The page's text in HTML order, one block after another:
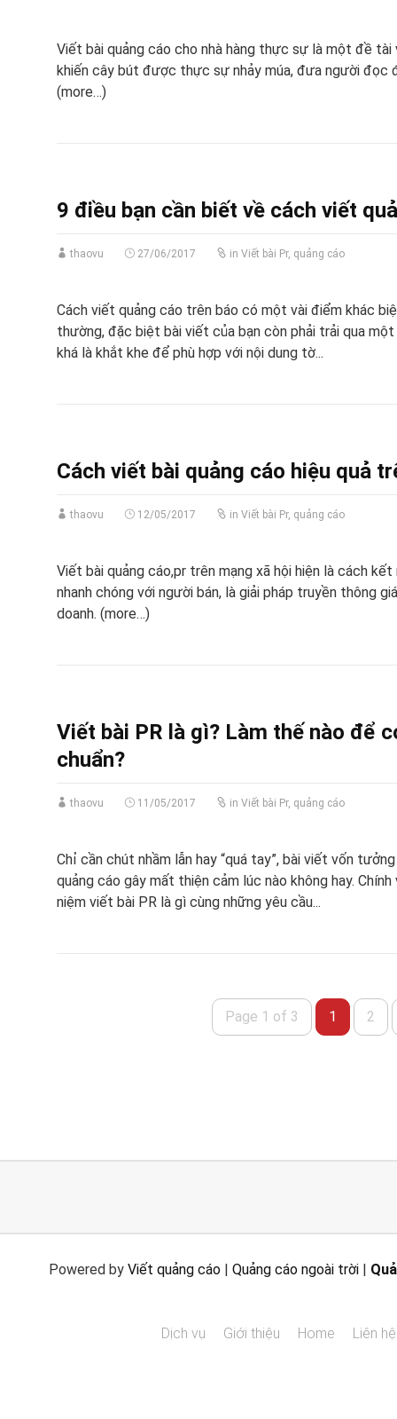
Viết bài quảng cáo cho nhà hàng thực sự là một đề tài
khiến cây bút được thực sự nhảy múa, đưa người đọc
(more…)
9 điều bạn cần biết về cách viết
thaovu 27/06/2017 in Viết bài Pr, quảng cáo
Cách viết quảng cáo trên báo có một vài điểm khác
thường, đặc biệt bài viết của bạn còn phải trải qua
khá là khắt khe để phù hợp với nội dung tờ...
Cách viết bài quảng cáo hiệu quả
thaovu 12/05/2017 in Viết bài Pr, quảng cáo
Viết bài quảng cáo,pr trên mạng xã hội hiện là cách
nhanh chóng với người bán, là giải pháp truyền thông
doanh. (more…)
Viết bài PR là gì? Làm thế nào để
chuẩn?
thaovu 11/05/2017 in Viết bài Pr, quảng cáo
Chỉ cần chút nhầm lẫn hay “quá tay”, bài viết vốn
quảng cáo gây mất thiện cảm lúc nào không hay.
niệm viết bài PR là gì cùng những yêu cầu...
Page 1 of 3 1 2
Powered by Viết quảng cáo | Quảng cáo ngoài trời |
Dịch vụ Giới thiệu Home Liên hệ